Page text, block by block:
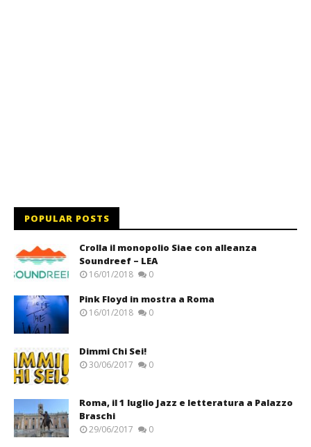
POPULAR POSTS
Crolla il monopolio Siae con alleanza
Soundreef – LEA
16/01/2018 0
Pink Floyd in mostra a Roma
16/01/2018 0
Dimmi Chi Sei!
30/06/2017 0
Roma, il 1 luglio Jazz e letteratura a Palazzo
Braschi
29/06/2017 0